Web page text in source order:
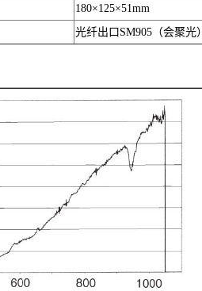
180×125×51mm
光纤出口SM905（会聚光）